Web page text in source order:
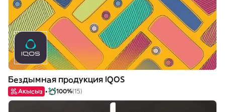
Бездымная продукция IQOS
Акысыз 100%(15)